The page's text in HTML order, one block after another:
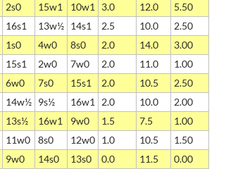
2s0 15w1 10w1 3.0 12.0
5.50
16s1 13w½ 14s1 2.5 10.0
2.50
1s0 4w0 8s0 2.0 14.0
3.00
15s1 2w0 7w0 2.0 11.0
1.00
6w0 7s0 15s1 2.0 10.5
2.50
14w½ 9s½ 16w1 2.0 10.0
2.00
13s½ 16w1 9w0 1.5 7.5
1.00
11w0 8s0 12w0 1.0 10.5
1.50
9w0 14s0 13s0 0.0 11.5 0.00